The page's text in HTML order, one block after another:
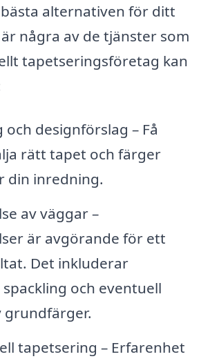
alternativen för ditt
några av de tjänster som
tapetseringsföretag kan
och designförslag – Få
rätt tapet och färger
din inredning.
av väggar –
är avgörande för ett
Det inkluderar
och eventuell
grundfärger.
tapetsering – Erfarenhet